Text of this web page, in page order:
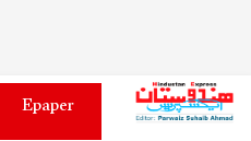
Epaper